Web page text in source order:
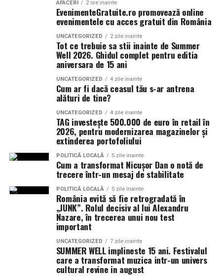
profunzime și persistență. Rezultatul este un parfum
vibrant, contemporan și ușor de purtat în orice moment
Tropic Thunder– vacanța într-o sticlă
Pentru cei care preferă parfumurile mai calde și
senzuale, Tropic Thunder propune o atmosferă complet
Smochina coaptă, laptele de cocos și lemnul de santal
construiesc o compoziție inspirată de zilele petrecute la
soare și de energia destinațiilor tropicale. Este un
parfum care îmbină prospețimea fructelor cu confortul
notelor cremoase și lemnoase, fiind ideal pentru serile
de vară.
Parfumuri create fără limite
La La Lime, cât șiTropic Thunder
, prima colecție Oriflame inspirată din parfumeria
AFACERI 2 ore inainte
EvenimenteGratuite.ro promovează online
evenimentele cu acces gratuit din România
UNCATEGORIZED 2 zile inainte
Tot ce trebuie sa stii inainte de Summer
Well 2026. Ghidul complet pentru editia
aniversara de 15 ani
UNCATEGORIZED 4 zile inainte
Cum ar fi dacă ceasul tău s-ar antrena
alături de tine?
UNCATEGORIZED 4 zile inainte
TAG investește 500.000 de euro în retail în
2026, pentru modernizarea magazinelor și
extinderea portofoliului
POLITICĂ LOCALĂ 5 zile inainte
Cum a transformat Nicușor Dan o notă de
trecere într-un mesaj de stabilitate
POLITICĂ LOCALĂ 5 zile inainte
România evită să fie retrogradată în
„JUNK”. Rolul decisiv al lui Alexandru
Nazare, în trecerea unui nou test
important
UNCATEGORIZED 7 zile inainte
SUMMER WELL implineste 15 ani. Festivalul
care a transformat muzica intr-un univers
cultural revine in august